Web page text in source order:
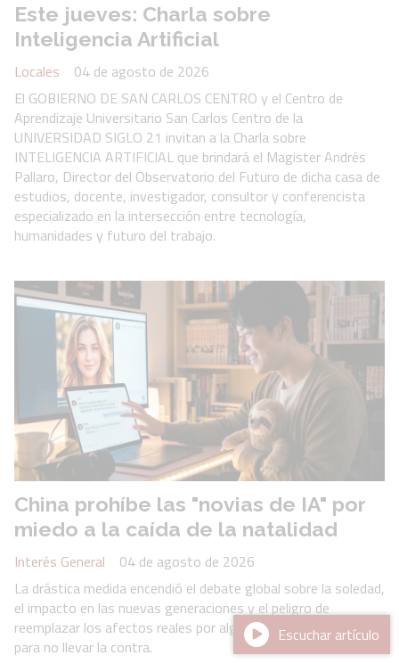
Este jueves: Charla sobre
Inteligencia Artificial
Locales
04 de agosto de 2026
El GOBIERNO DE SAN CARLOS CENTRO y el Centro de
Aprendizaje Universitario San Carlos Centro de la
UNIVERSIDAD SIGLO 21 invitan a la Charla sobre
INTELIGENCIA ARTIFICIAL que brindará el Magister Andrés
Pallaro, Director del Observatorio del Futuro de dicha casa de
estudios, docente, investigador, consultor y conferencista
especializado en la intersección entre tecnología,
humanidades y futuro del trabajo.
China prohíbe las "novias de IA" por
miedo a la caída de la natalidad
Interés General
04 de agosto de 2026
La drástica medida encendió el debate global sobre la soledad,
el impacto en las nuevas generaciones y el peligro de
reemplazar los afectos reales por algoritmos programados
para no llevar la contra.
Escuchar artículo